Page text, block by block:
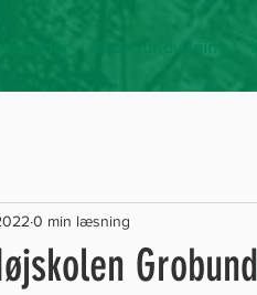
Book rundvisning
Grobund
0 min læsning